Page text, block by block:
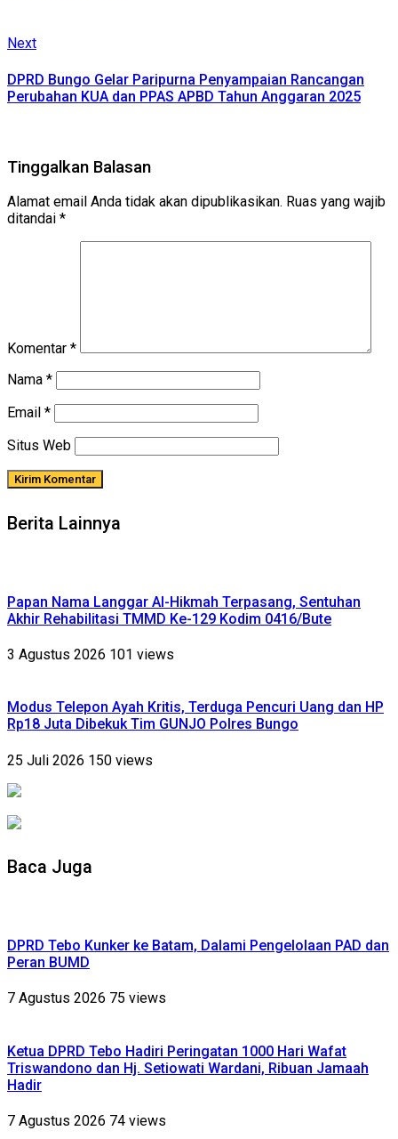
NextNext
DPRD Bungo Gelar Paripurna Penyampaian Rancangan
Perubahan KUA dan PPAS APBD Tahun Anggaran 2025
Tinggalkan Balasan
Alamat email Anda tidak akan dipublikasikan. Ruas yang wajib
ditandai *
Komentar *
Nama *
Email *
Situs Web
Berita Lainnya
Papan Nama Langgar Al-Hikmah Terpasang, Sentuhan
Akhir Rehabilitasi TMMD Ke-129 Kodim 0416/Bute
3 Agustus 2026 101 views
Modus Telepon Ayah Kritis, Terduga Pencuri Uang dan HP
Rp18 Juta Dibekuk Tim GUNJO Polres Bungo
25 Juli 2026 150 views
Baca Juga
DPRD Tebo Kunker ke Batam, Dalami Pengelolaan PAD dan
Peran BUMD
7 Agustus 2026 75 views
Ketua DPRD Tebo Hadiri Peringatan 1000 Hari Wafat
Triswandono dan Hj. Setiowati Wardani, Ribuan Jamaah
Hadir
7 Agustus 2026 74 views